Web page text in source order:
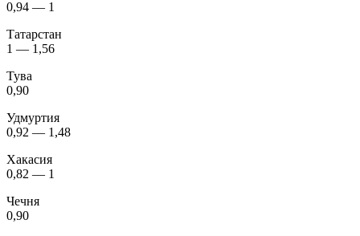
0,94 — 1
Татарстан
1 — 1,56
Тува
0,90
Удмуртия
0,92 — 1,48
Хакасия
0,82 — 1
Чечня
0,90